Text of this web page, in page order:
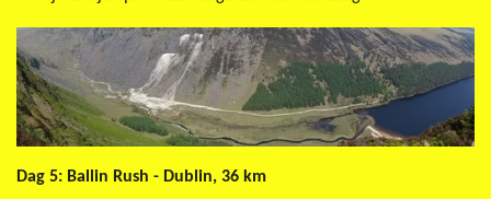
Dag 5: Ballin Rush - Dublin, 36 km